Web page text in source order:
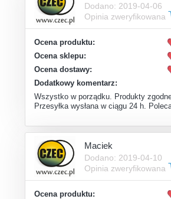
Dodano: 2019-04-06
Opinia zweryfikowana
Ocena produktu:
Ocena sklepu:
Ocena dostawy:
Dodatkowy komentarz:
Wszystko w porządku. Produkty
Przesyłka wysłana w ciągu 24 h.
Maciek
Dodano: 2019-04-10
Opinia zweryfikowana
Ocena produktu: